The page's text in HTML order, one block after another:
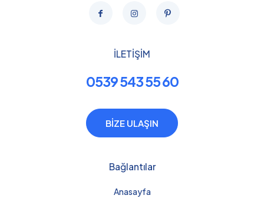
İLETİŞİM
0539 543 55 60
BİZE ULAŞIN
Bağlantılar
Anasayfa